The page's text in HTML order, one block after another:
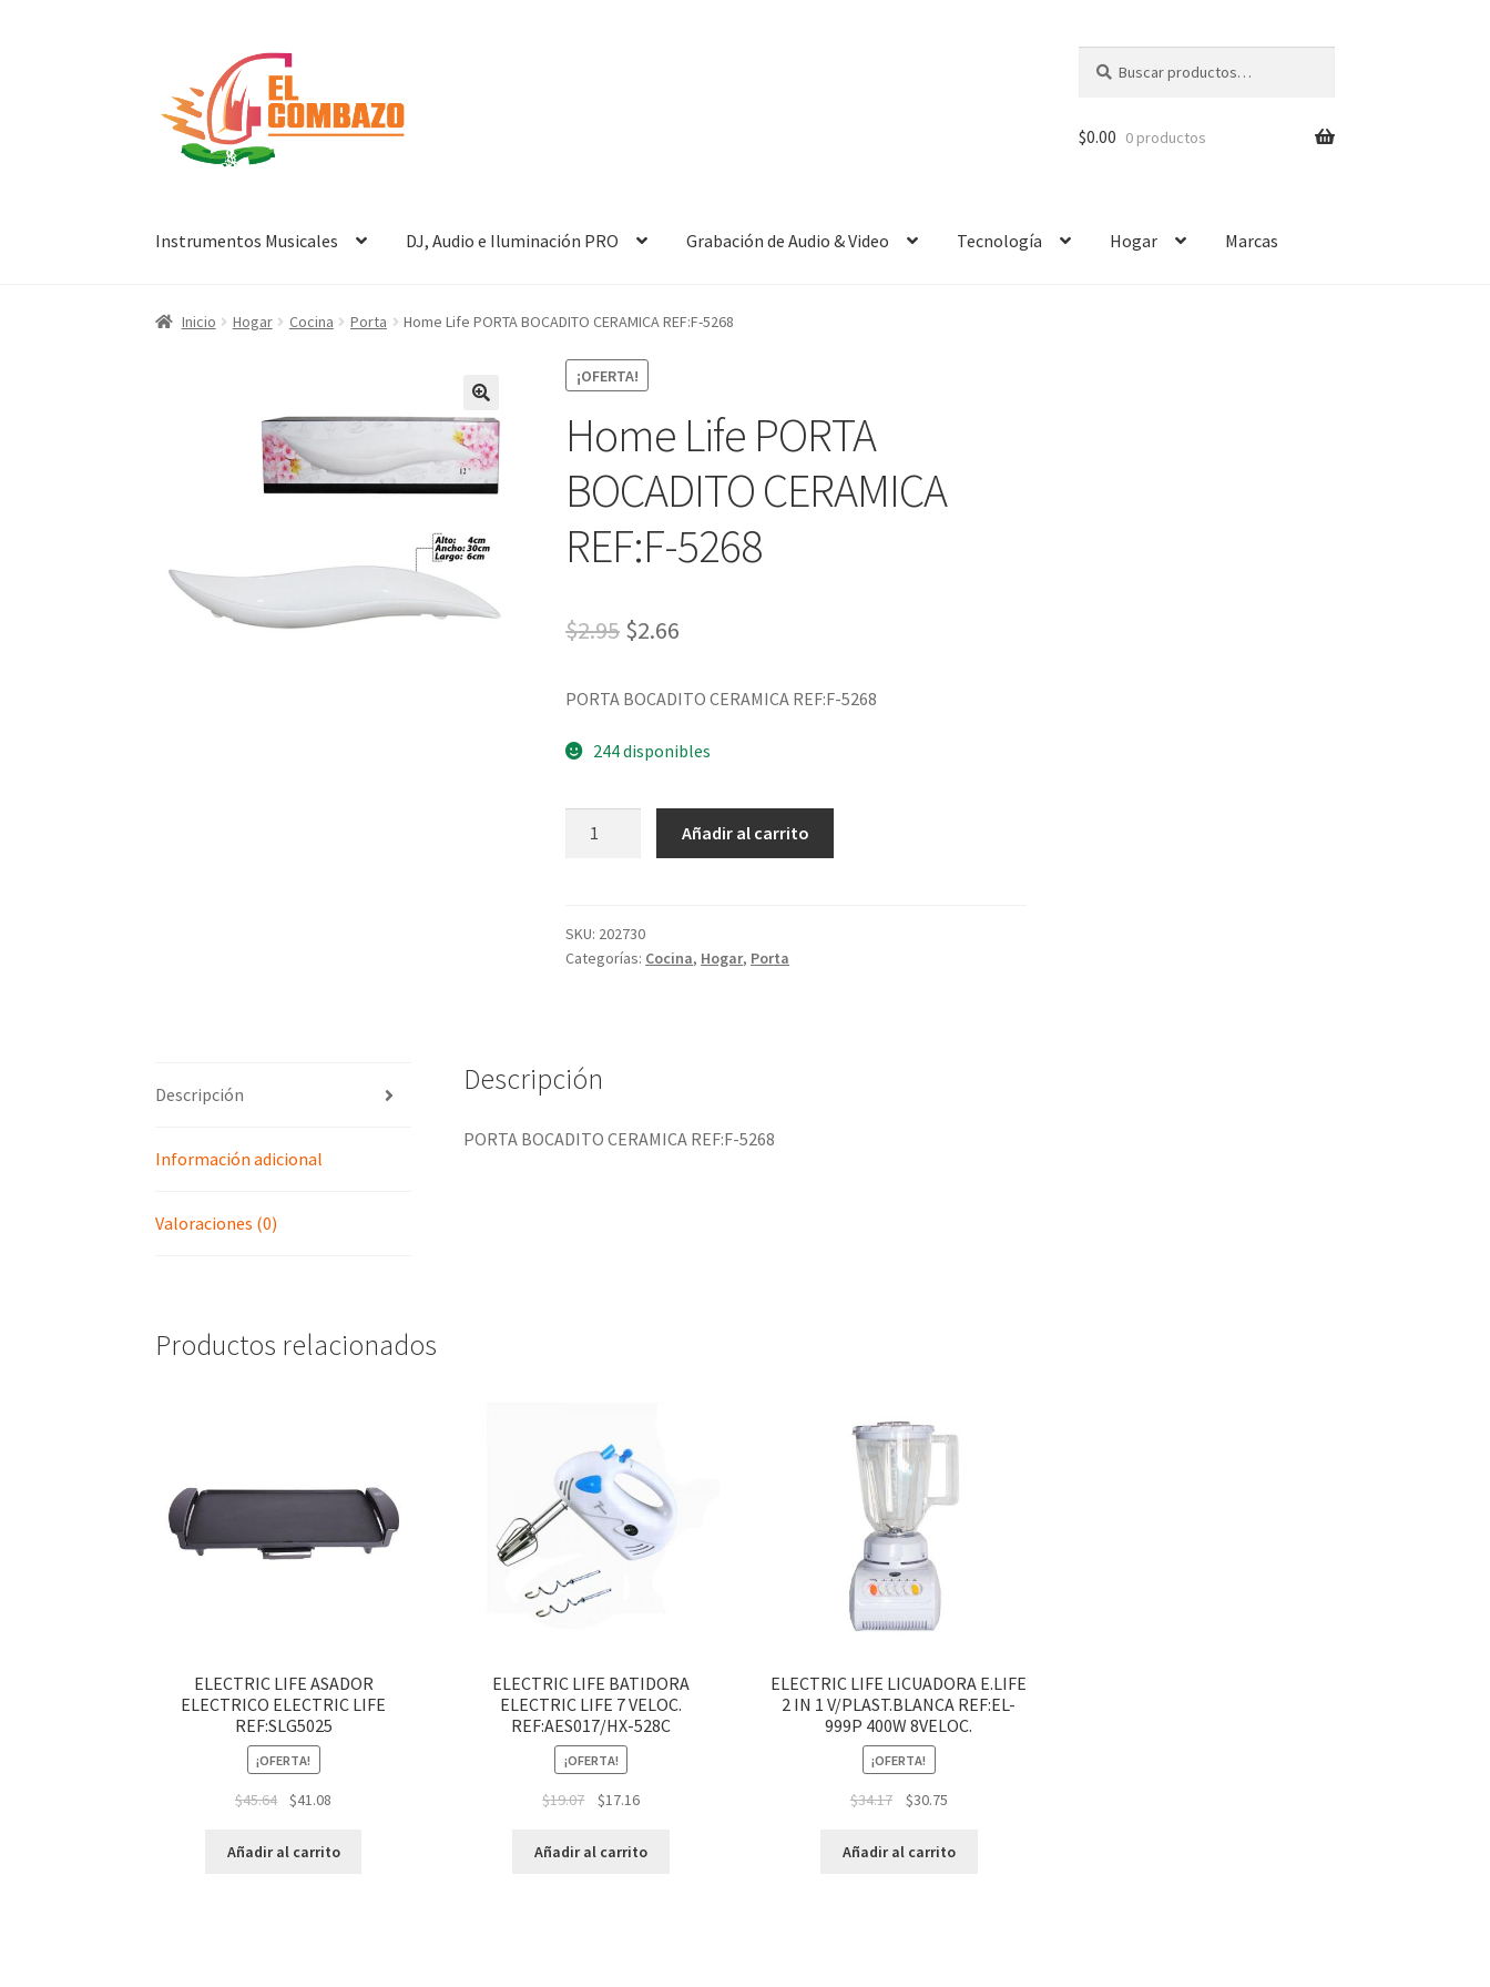
Instrumentos Musicales DJ, Audio e Iluminación PRO Grabación de Audio & Video Tecnología Hogar Marcas
$0.00 0 productos
Inicio Hogar Cocina Porta Home Life PORTA BOCADITO CERAMICA REF:F-5268
¡OFERTA!
Home Life PORTA
BOCADITO CERAMICA
REF:F-5268
$2.95 $2.66
PORTA BOCADITO CERAMICA REF:F-5268
244 disponibles
Añadir al carrito
SKU: 202730
Categorías: Cocina, Hogar, Porta
Descripción
Información adicional
Valoraciones (0)
Descripción
PORTA BOCADITO CERAMICA REF:F-5268
Productos relacionados
ELECTRIC LIFE ASADOR
ELECTRICO ELECTRIC LIFE
REF:SLG5025
¡OFERTA!
$45.64 $41.08
Añadir al carrito
ELECTRIC LIFE BATIDORA
ELECTRIC LIFE 7 VELOC.
REF:AES017/HX-528C
¡OFERTA!
$19.07 $17.16
Añadir al carrito
ELECTRIC LIFE LICUADORA E.LIFE
2 IN 1 V/PLAST.BLANCA REF:EL-
999P 400W 8VELOC.
¡OFERTA!
$34.17 $30.75
Añadir al carrito